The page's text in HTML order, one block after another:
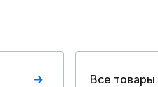
Все товары